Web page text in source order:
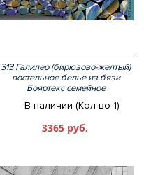
313 Галилео (бирюзово-желтый)
постельное белье из бязи
Бояртекс семейное
В наличии (Кол-во 1)
3365 руб.